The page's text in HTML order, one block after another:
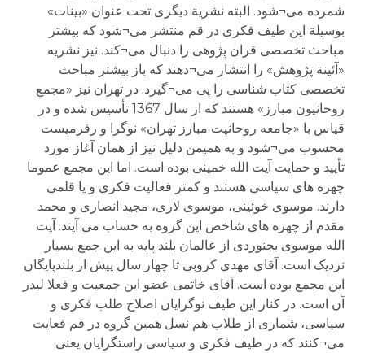
شمرده می¬شود. البته نشریة دیگری تحت عنوان «بینات»
بوسیلة این طیف فکری در قم منتشر می¬شود که بیشتر
مباحث تخصصی قران پژوهی را دنبال می¬کند. نیز نشریه
«آئینة پژوهش» را انتشار می¬دهند که باز بیشتر مباحث
تخصصی کتاب شناسی را پی می¬گیرد. در تهران نیز «مجمع
روحانیون مبارز» هستند که از سال 1367 تأسیس شده و در
قیاس با «جامعه روحانیت مبارز تهران» نوگرا و رفرمیست
محسوب می¬شود و به همیمن دلیل نیز از همان آغاز مورد
تأیید و حمایت آیت الله خمینی بوده است. اما این مجمع عموما
چهره های سیاسی هستند و کمتر فعالیت فکری و یا قلمی
دارند. موسوی خوئینی، موسوی لاری، مجید انصاری و محمد
مقدم از چهره های شاخص این گروه به حساب می آیند. آیت
الله موسوی بجنوردی از عالمان بلند پایه به این جمع بسیار
نزدیک است. آقای مهدی کروبی تا چهار سال پیش از بلندپایگان
این مجمع بوده است. آقای خاتمی عضو این جمعیت و فعلا لیدر
آن است. در کنار این طیف نوگرایان اصلاح طلب فکری و
سیاسی، شماری از طلاب هم نسل همین گروه در قم فعایت
می¬کنند که در طیف فکری و سیاسی راستگرایان یعنی